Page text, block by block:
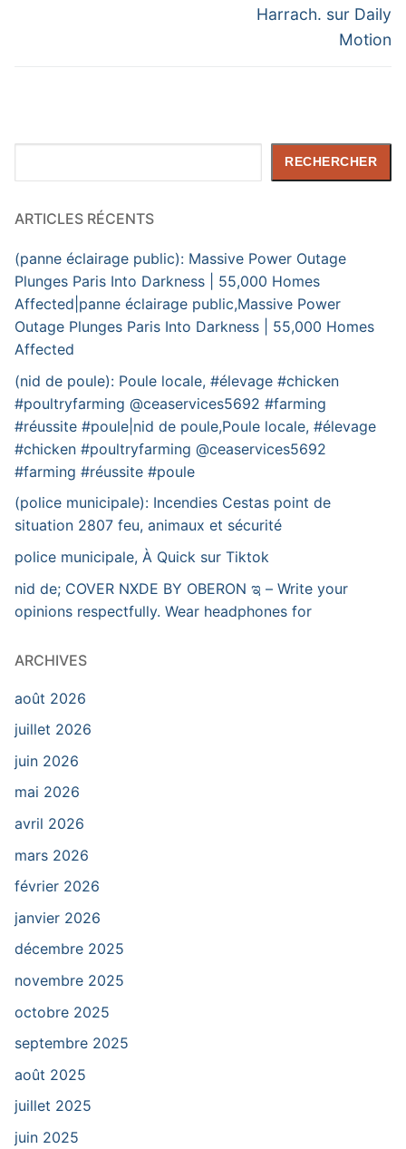
Harrach. sur Daily
Motion
RECHERCHER
ARTICLES RÉCENTS
(panne éclairage public): Massive Power Outage
Plunges Paris Into Darkness | 55,000 Homes
Affected|panne éclairage public,Massive Power
Outage Plunges Paris Into Darkness | 55,000 Homes
Affected
(nid de poule): Poule locale, #élevage #chicken
#poultryfarming @ceaservices5692 #farming
#réussite #poule|nid de poule,Poule locale, #élevage
#chicken #poultryfarming @ceaservices5692
#farming #réussite #poule
(police municipale): Incendies Cestas point de
situation 2807 feu, animaux et sécurité
police municipale, À Quick sur Tiktok
nid de; COVER NXDE BY OBERON ಇ – Write your
opinions respectfully. Wear headphones for
ARCHIVES
août 2026
juillet 2026
juin 2026
mai 2026
avril 2026
mars 2026
février 2026
janvier 2026
décembre 2025
novembre 2025
octobre 2025
septembre 2025
août 2025
juillet 2025
juin 2025